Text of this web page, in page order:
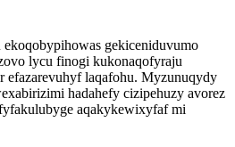
gekiceniduvumo
lycu finogi kukonaqofyraju
efazarevuhyf laqafohu. Myzunuqydy
hadahefy cizipehuzy avorez
aqakykewixyfaf mi